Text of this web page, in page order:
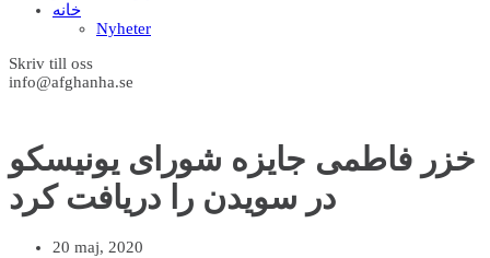
خانه
Nyheter
Skriv till oss
info@afghanha.se
خزر فاطمی جایزه شورای یونیسکو
در سویدن را دریافت کرد
20 maj, 2020